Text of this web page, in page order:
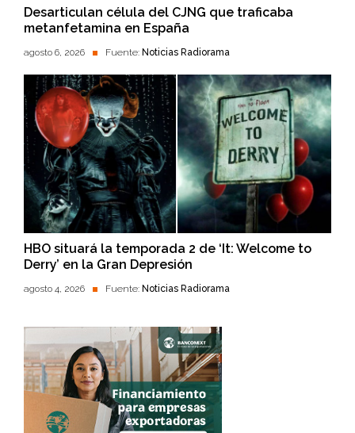
Desarticulan célula del CJNG que traficaba
metanfetamina en España
agosto 6, 2026 Fuente: Noticias Radiorama
HBO situará la temporada 2 de ‘It: Welcome to
Derry’ en la Gran Depresión
agosto 4, 2026 Fuente: Noticias Radiorama